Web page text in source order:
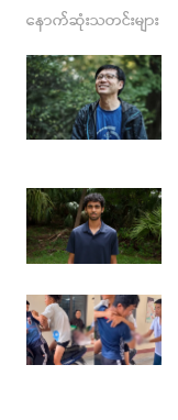
c
e
b
o
k
s
t
a
g
a
m
s
နောက်ဆုံးသတင်းများ